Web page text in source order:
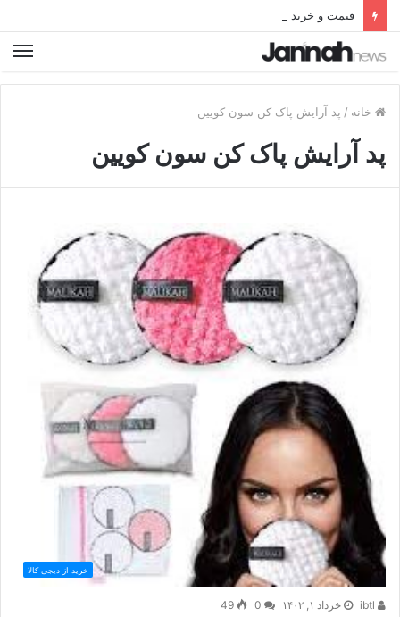
قیمت و خرید بهترین نردبان تاشو فلزی آلومینیومی دیجی کالا
خانه / پد آرایش پاک کن سون کویین
پد آرایش پاک کن سون کویین
خرید از دیجی کالا
خرداد ۱, ۱۴۰۲ 49